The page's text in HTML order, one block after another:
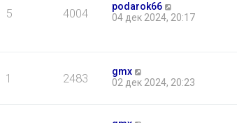
5 4004
podarok66
04 дек 2024, 20:17
1 2483
gmx
02 дек 2024, 20:23